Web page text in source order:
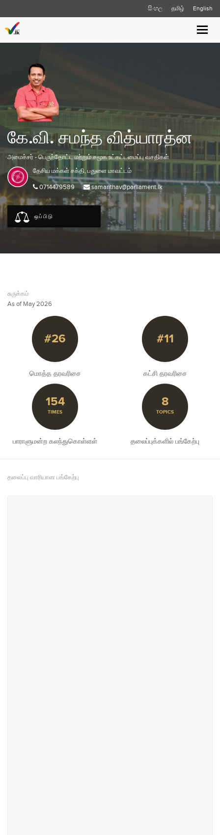
සිංහල தமிழ் English
Toggle
கே.வி. சமந்த வித்யாரத்ன
அமைச்சர் - பெருந்தோட்ட மற்றும் சமூக உட்கட்டமைப்பு வசதிகள்
தேசிய மக்கள் சக்தி,பதுளைமாவட்டம்
0714479589 samanthav@parliament.lk
ஒப்பிடு
சுருக்கம்
As of May 2026
#26
மொத்த தரவரிசை
#11
கட்சி தரவரிசை
154
TIMES
பாராளுமன்ற கலந்துகொள்ளள்
8
TOPICS
தலைப்புக்களில் பங்கேற்பு
தலைப்பு வாரியான பங்கேற்பு